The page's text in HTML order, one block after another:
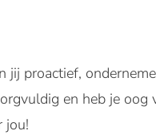
jij proactief,
en heb je oog
jou!